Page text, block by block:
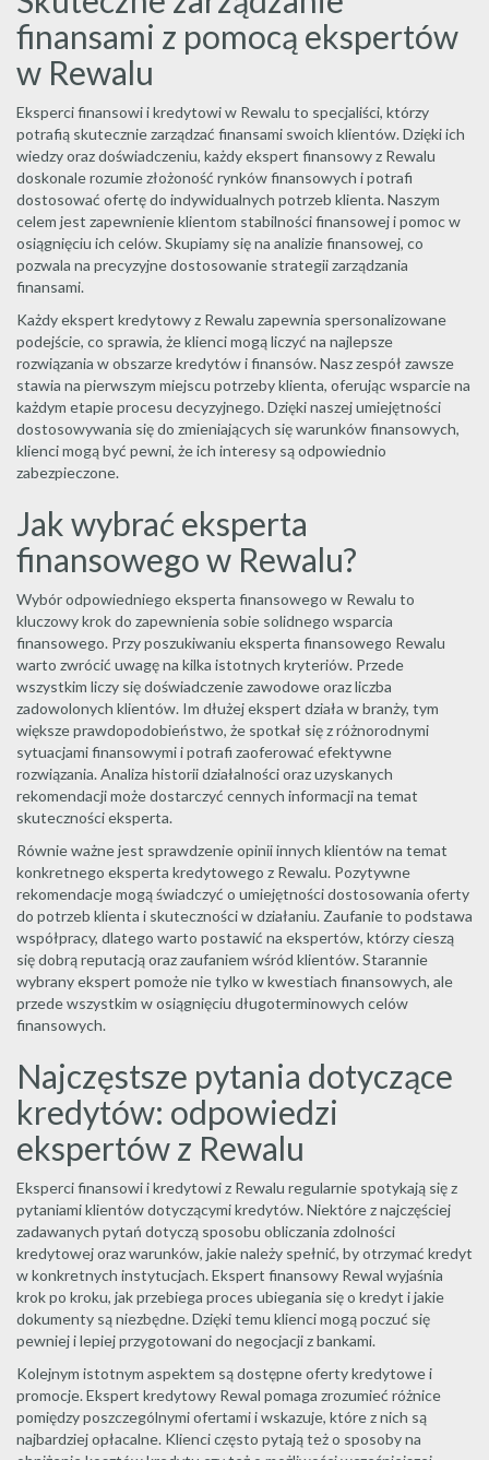
finansami z pomocą ekspertów
w Rewalu
Eksperci finansowi i kredytowi w Rewalu to specjaliści, którzy
potrafią skutecznie zarządzać finansami swoich klientów. Dzięki ich
wiedzy oraz doświadczeniu, każdy ekspert finansowy z Rewalu
doskonale rozumie złożoność rynków finansowych i potrafi
dostosować ofertę do indywidualnych potrzeb klienta. Naszym
celem jest zapewnienie klientom stabilności finansowej i pomoc w
osiągnięciu ich celów. Skupiamy się na analizie finansowej, co
pozwala na precyzyjne dostosowanie strategii zarządzania
finansami.
Każdy ekspert kredytowy z Rewalu zapewnia spersonalizowane
podejście, co sprawia, że klienci mogą liczyć na najlepsze
rozwiązania w obszarze kredytów i finansów. Nasz zespół zawsze
stawia na pierwszym miejscu potrzeby klienta, oferując wsparcie na
każdym etapie procesu decyzyjnego. Dzięki naszej umiejętności
dostosowywania się do zmieniających się warunków finansowych,
klienci mogą być pewni, że ich interesy są odpowiednio
zabezpieczone.
Jak wybrać eksperta
finansowego w Rewalu?
Wybór odpowiedniego eksperta finansowego w Rewalu to
kluczowy krok do zapewnienia sobie solidnego wsparcia
finansowego. Przy poszukiwaniu eksperta finansowego Rewalu
warto zwrócić uwagę na kilka istotnych kryteriów. Przede
wszystkim liczy się doświadczenie zawodowe oraz liczba
zadowolonych klientów. Im dłużej ekspert działa w branży, tym
większe prawdopodobieństwo, że spotkał się z różnorodnymi
sytuacjami finansowymi i potrafi zaoferować efektywne
rozwiązania. Analiza historii działalności oraz uzyskanych
rekomendacji może dostarczyć cennych informacji na temat
skuteczności eksperta.
Równie ważne jest sprawdzenie opinii innych klientów na temat
konkretnego eksperta kredytowego z Rewalu. Pozytywne
rekomendacje mogą świadczyć o umiejętności dostosowania oferty
do potrzeb klienta i skuteczności w działaniu. Zaufanie to podstawa
współpracy, dlatego warto postawić na ekspertów, którzy cieszą
się dobrą reputacją oraz zaufaniem wśród klientów. Starannie
wybrany ekspert pomoże nie tylko w kwestiach finansowych, ale
przede wszystkim w osiągnięciu długoterminowych celów
finansowych.
Najczęstsze pytania dotyczące
kredytów: odpowiedzi
ekspertów z Rewalu
Eksperci finansowi i kredytowi z Rewalu regularnie spotykają się z
pytaniami klientów dotyczącymi kredytów. Niektóre z najczęściej
zadawanych pytań dotyczą sposobu obliczania zdolności
kredytowej oraz warunków, jakie należy spełnić, by otrzymać kredyt
w konkretnych instytucjach. Ekspert finansowy Rewal wyjaśnia
krok po kroku, jak przebiega proces ubiegania się o kredyt i jakie
dokumenty są niezbędne. Dzięki temu klienci mogą poczuć się
pewniej i lepiej przygotowani do negocjacji z bankami.
Kolejnym istotnym aspektem są dostępne oferty kredytowe i
promocje. Ekspert kredytowy Rewal pomaga zrozumieć różnice
pomiędzy poszczególnymi ofertami i wskazuje, które z nich są
najbardziej opłacalne. Klienci często pytają też o sposoby na